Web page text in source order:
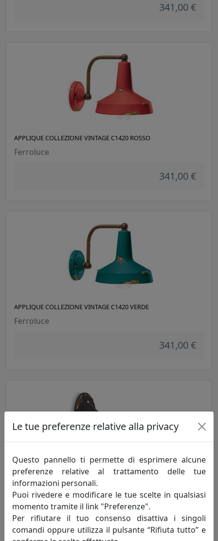
341,00 €
APPLIQUE COLLEZIONE VINTAGE C1420 ROSSO
Ferroluce
341,00 €
APPLIQUE COLLEZIONE VINTAGE C1420 VERDE
Ferroluce
341,00 €
APPLIQUE COLLEZIONE VINTAGE C115 NERO
Ferroluce
131,00 €
Le tue preferenze relative alla privacy
Questo pannello ti permette di esprimere alcune
preferenze relative al trattamento delle tue
informazioni personali.
Puoi rivedere e modificare le tue scelte in qualsiasi
momento tramite il link "Preferenze".
Per rifiutare il tuo consenso disattiva i singoli
comandi oppure utilizza il pulsante “Rifiuta tutto” e